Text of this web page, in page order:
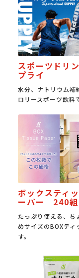
スポーツドリ
プライ
水分、ナトリウム補
ロリースポーツ飲料
ボックスティ
ーパー 240
たっぷり使える、ち
めサイズのBOXティ
す。